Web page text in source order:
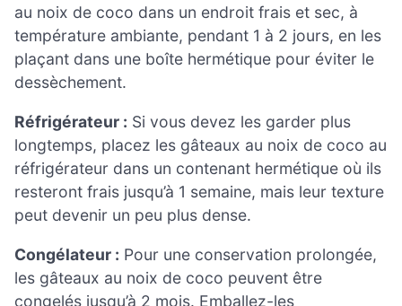
au noix de coco dans un endroit frais et sec, à
température ambiante, pendant 1 à 2 jours, en les
plaçant dans une boîte hermétique pour éviter le
dessèchement.
Réfrigérateur : Si vous devez les garder plus
longtemps, placez les gâteaux au noix de coco au
réfrigérateur dans un contenant hermétique où ils
resteront frais jusqu’à 1 semaine, mais leur texture
peut devenir un peu plus dense.
Congélateur : Pour une conservation prolongée,
les gâteaux au noix de coco peuvent être
congelés jusqu’à 2 mois. Emballez-les